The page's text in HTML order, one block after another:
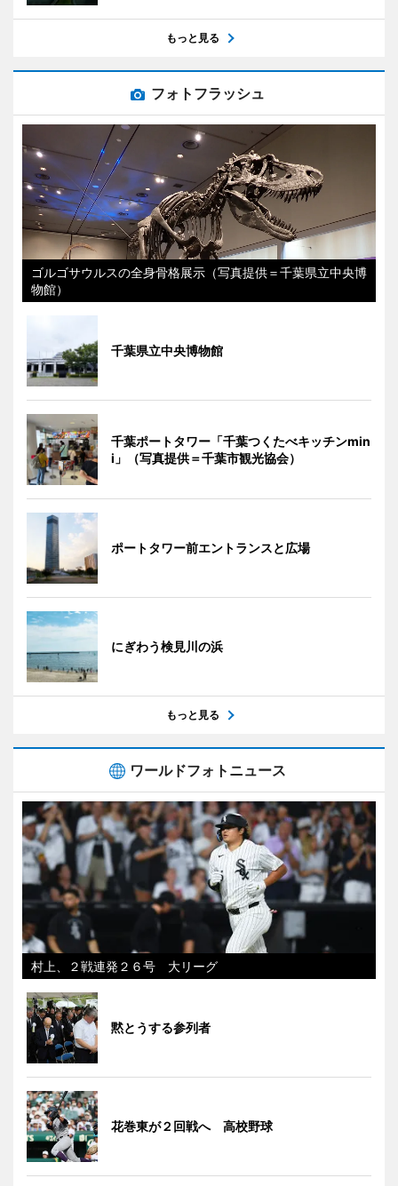
もっと見る
フォトフラッシュ
ゴルゴサウルスの全身骨格展示（写真提供＝千葉県立中央博
物館）
千葉県立中央博物館
千葉ポートタワー「千葉つくたべキッチンmin
i」（写真提供＝千葉市観光協会）
ポートタワー前エントランスと広場
にぎわう検見川の浜
もっと見る
ワールドフォトニュース
村上、２戦連発２６号 大リーグ
黙とうする参列者
花巻東が２回戦へ 高校野球